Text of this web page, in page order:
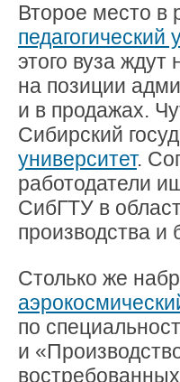
Второе место в
педагогический
этого вуза
на позиции
и в продажах.
Сибирский
университет.
работодатели
СибГТУ в
производства и
Столько же
по
и